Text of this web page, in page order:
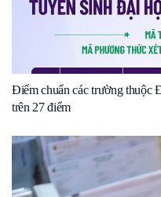
Điểm chuẩn các trường thuộc
trên 27 điểm